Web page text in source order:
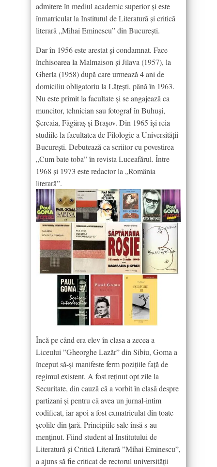
admitere în mediul academic superior şi este
înmatriculat la Institutul de Literatură şi critică
literară „Mihai Eminescu” din Bucureşti.
Dar în 1956 este arestat şi condamnat. Face
închisoarea la Malmaison şi Jilava (1957), la
Gherla (1958) după care urmează 4 ani de
domiciliu obligatoriu la Lăţeşti, până în 1963.
Nu este primit la facultate şi se angajează ca
muncitor, tehnician sau fotograf în Buhuşi,
Şercaia, Făgăraş şi Braşov. Din 1965 îşi reia
studiile la facultatea de Filologie a Universităţii
Bucureşti. Debutează ca scriitor cu povestirea
„Cum bate toba” în revista Luceafărul. Între
1968 şi 1973 este redactor la „România
literară”.
Încă pe când era elev în clasa a zecea a
Liceului ”Gheorghe Lazăr” din Sibiu, Goma a
început să-și manifeste ferm pozițiile faţă de
regimul existent. A fost reținut opt zile la
Securitate, din cauză că a vorbit în clasă despre
partizani și pentru că avea un jurnal-intim
codificat, iar apoi a fost exmatriculat din toate
școlile din țară. Principiile sale însă s-au
menținut. Fiind student al Institutului de
Literatură și Critică Literară ”Mihai Eminescu”,
a ajuns să fie criticat de rectorul universității